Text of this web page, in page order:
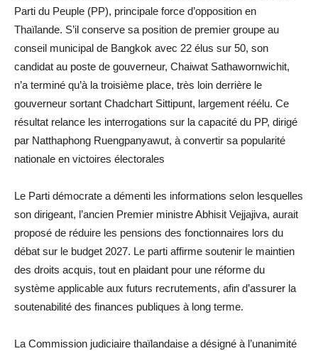
Parti du Peuple (PP), principale force d’opposition en
Thaïlande. S’il conserve sa position de premier groupe au
conseil municipal de Bangkok avec 22 élus sur 50, son
candidat au poste de gouverneur, Chaiwat Sathawornwichit,
n’a terminé qu’à la troisième place, très loin derrière le
gouverneur sortant Chadchart Sittipunt, largement réélu. Ce
résultat relance les interrogations sur la capacité du PP, dirigé
par Natthaphong Ruengpanyawut, à convertir sa popularité
nationale en victoires électorales
Le Parti démocrate a démenti les informations selon lesquelles
son dirigeant, l’ancien Premier ministre Abhisit Vejjajiva, aurait
proposé de réduire les pensions des fonctionnaires lors du
débat sur le budget 2027. Le parti affirme soutenir le maintien
des droits acquis, tout en plaidant pour une réforme du
système applicable aux futurs recrutements, afin d’assurer la
soutenabilité des finances publiques à long terme.
La Commission judiciaire thaïlandaise a désigné à l’unanimité